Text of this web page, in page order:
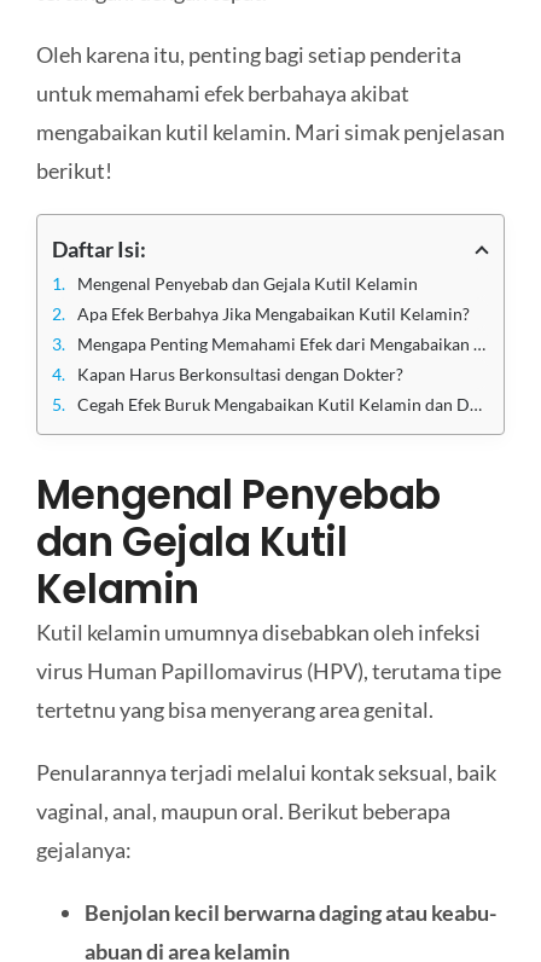
Oleh karena itu, penting bagi setiap penderita
untuk memahami efek berbahaya akibat
mengabaikan kutil kelamin. Mari simak penjelasan
berikut!
Daftar Isi:
Mengenal Penyebab dan Gejala Kutil Kelamin
Apa Efek Berbahya Jika Mengabaikan Kutil Kelamin?
Mengapa Penting Memahami Efek dari Mengabaikan Kutil Kelamin?
Kapan Harus Berkonsultasi dengan Dokter?
Cegah Efek Buruk Mengabaikan Kutil Kelamin dan Dapatkan Pengobatan di Klinik Apollo
Mengenal Penyebab
dan Gejala Kutil
Kelamin
Kutil kelamin umumnya disebabkan oleh infeksi
virus Human Papillomavirus (HPV), terutama tipe
tertetnu yang bisa menyerang area genital.
Penularannya terjadi melalui kontak seksual, baik
vaginal, anal, maupun oral. Berikut beberapa
gejalanya:
Benjolan kecil berwarna daging atau keabu-
abuan di area kelamin